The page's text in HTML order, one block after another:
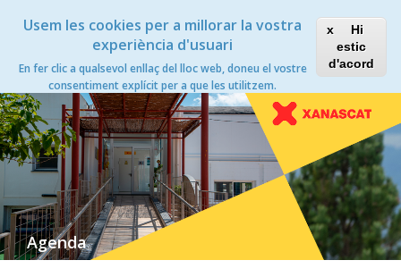
Usem les cookies per a millorar la vostra
experiència d'usuari
En fer clic a qualsevol enllaç del lloc web, doneu el vostre
consentiment explícit per a que les utilitzem.
Hi
estic
d'acord
Toggle
Xanascat
Toggle
navigation
Agenda
Agenda